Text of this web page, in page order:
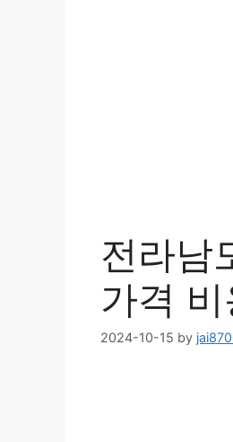
전라남
가격
2024-10-15 by